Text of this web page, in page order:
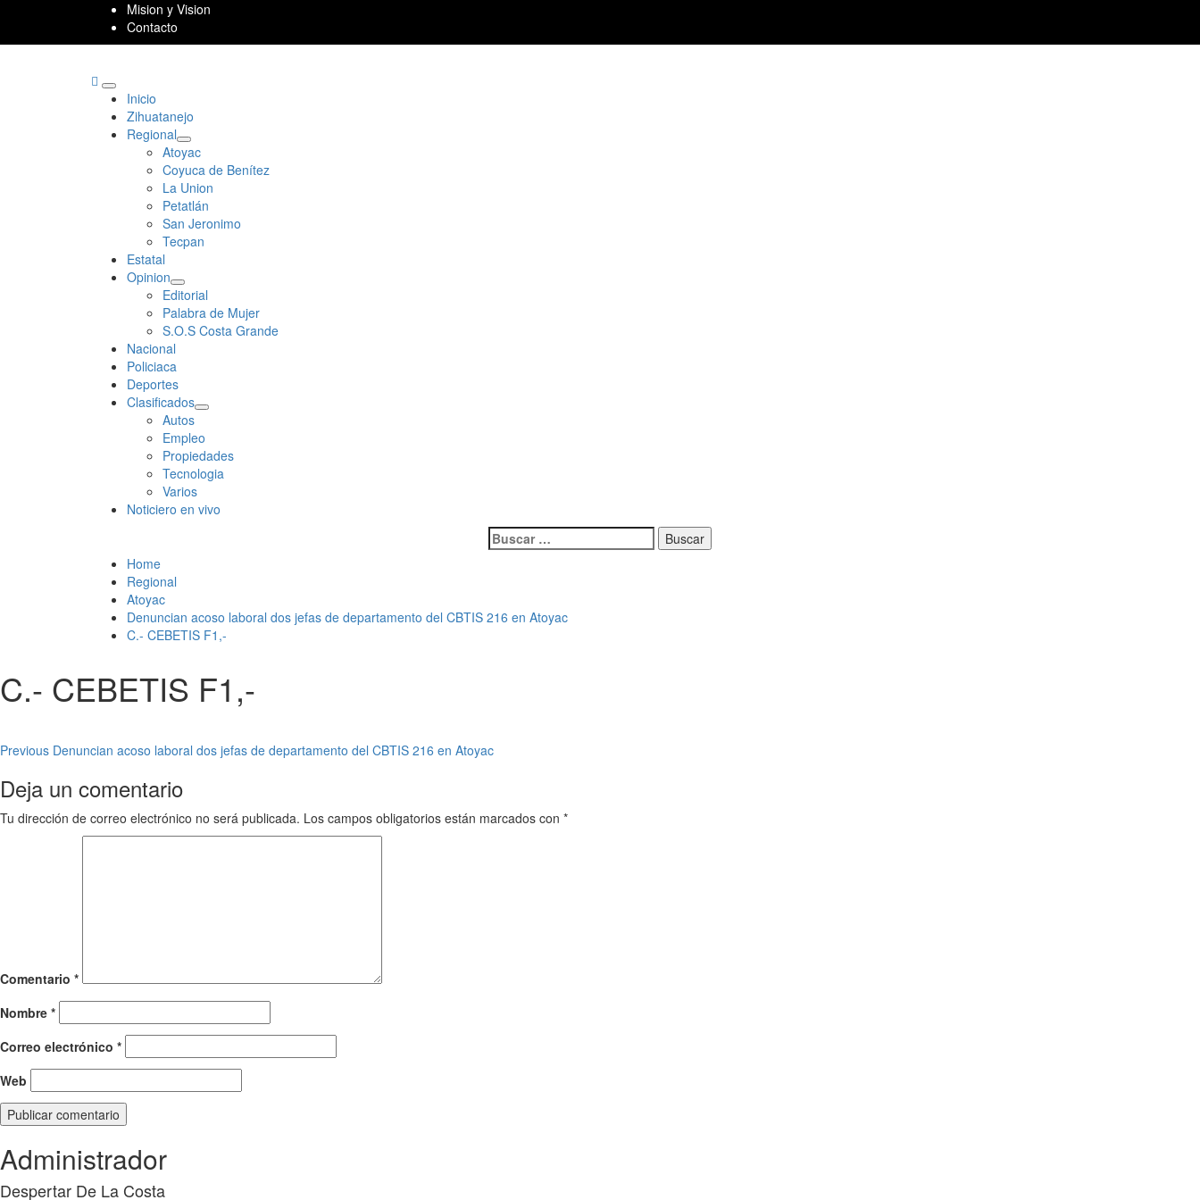
content
Mision y Vision
Contacto
Primary
Menu
Inicio
Zihuatanejo
Regional
Atoyac
Coyuca de Benítez
La Union
Petatlán
San Jeronimo
Tecpan
Estatal
Opinion
Editorial
Palabra de Mujer
S.O.S Costa Grande
Nacional
Policiaca
Deportes
Clasificados
Autos
Empleo
Propiedades
Tecnologia
Varios
Noticiero en vivo
Buscar:
Home
Regional
Atoyac
Denuncian acoso laboral dos jefas de departamento del CBTIS 216 en Atoyac
C.- CEBETIS F1,-
C.- CEBETIS F1,-
Post
navigation
Previous Denuncian acoso laboral dos jefas de departamento del CBTIS 216 en Atoyac
Deja un comentario
Tu dirección de correo electrónico no será publicada. Los campos obligatorios están marcados con *
Comentario *
Nombre *
Correo electrónico *
Web
Administrador
Despertar De La Costa